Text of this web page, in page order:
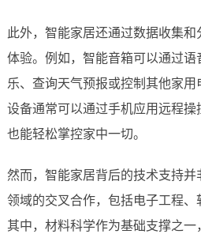
此外，智能家居还通过数据收集
体验。例如，智能音箱可以通过
乐、查询天气预报或控制其他家
设备通常可以通过手机应用远程操
也能轻松掌控家中一切。
然而，智能家居背后的技术支持
领域的交叉合作，包括电子工程、
其中，材料科学作为基础支撑之一